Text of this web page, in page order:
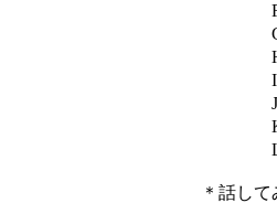
F
G
Hさ
Iさ
Jさ
Kさ
Lさ
＊話し